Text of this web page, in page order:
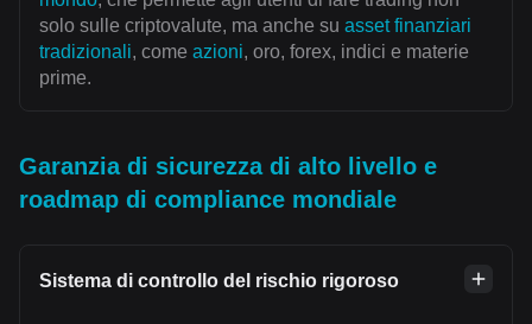
solo sulle criptovalute, ma anche su asset finanziari
tradizionali, come azioni, oro, forex, indici e materie
prime.
Garanzia di sicurezza di alto livello e
roadmap di compliance mondiale
Sistema di controllo del rischio rigoroso